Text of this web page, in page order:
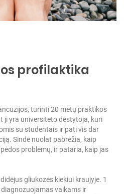
profilaktika
turinti 20 metų praktikos
ji yra universiteto dėstytoja, kuri
su studentais ir pati vis dar
Sindė nuolat pabrėžia, kaip
problemų, ir pataria, kaip jas
gliukozės kiekiui kraujyje. 1
vaikams ir